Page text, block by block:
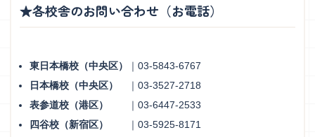
★各校舎のお問い合わせ（お電話）
東日本橋校（中央区）
｜03-5843-6767
日本橋校（中央区）
｜03-3527-2718
表参道校（港区）
｜03-6447-2533
四谷校（新宿区）
｜03-5925-8171